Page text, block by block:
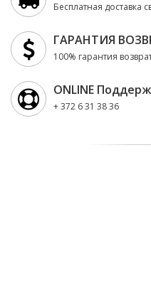
Бесплатная доставка
ГАРАНТИЯ
100% гарантия
ONLINE
+ 372 6 31 38 36